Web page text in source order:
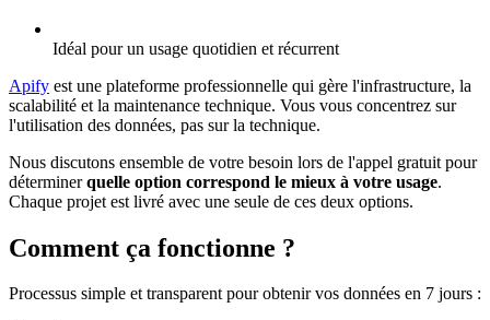
Idéal pour un usage quotidien et récurrent
Apify est une plateforme professionnelle qui gère l'infrastructure, la
scalabilité et la maintenance technique. Vous vous concentrez sur
l'utilisation des données, pas sur la technique.
Nous discutons ensemble de votre besoin lors de l'appel gratuit pour
déterminerquelle option correspond le mieux à votre usage.
Chaque projet est livré avec une seule de ces deux options.
Comment ça fonctionne ?
Processus simple et transparent pour obtenir vos données en 7 jours :